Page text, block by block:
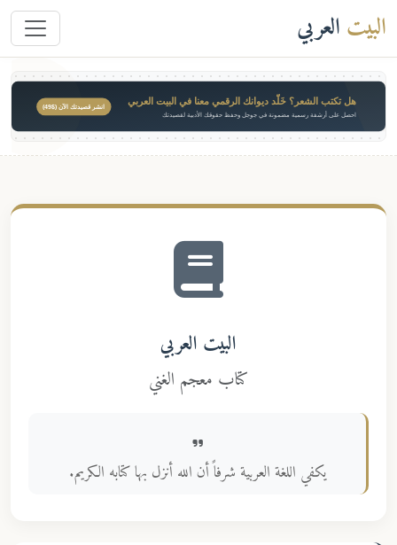
العربي
هل تكتب الشعر؟ خَلّد ديوانك الرقمي معنا في البيت العربي
احصل على أرشفة رسمية مضمونة في جوجل وحفظ حقوقك الأدبية لقصيدتك
انشر قصيدتك الآن ($49)
البيت العربي
كتاب معجم الغني
يكفي اللغة العربية شرفاً أن الله أنزل بها كتابه الكريم.